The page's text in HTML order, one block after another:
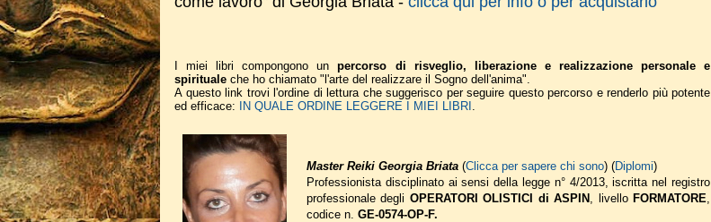
I miei libri compongono unpercorso di risveglio, liberazione e realizzazione personale e
spirituale che ho chiamato "l'arte del realizzare il Sogno dell'anima".
A questo link trovi l'ordine di lettura che suggerisco per seguire questo percorso e renderlo più potente
ed efficace:
IN QUALE ORDINE LEGGERE I MIEI LIBRI .
Master Reiki Georgia Briata (Clicca per sapere chi sono) (Diplomi)
Professionista disciplinato ai sensi della legge n° 4/2013, iscritta nel registro
professionale degli OPERATORI OLISTICI di ASPIN , livello FORMATORE,
codice n. GE-0574-OP-F.